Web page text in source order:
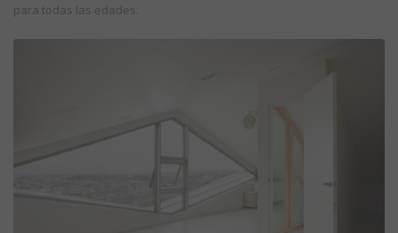
para todas las edades.